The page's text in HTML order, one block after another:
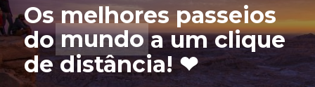
Os melhores passeios
domundoa um clique
de distância! ❤